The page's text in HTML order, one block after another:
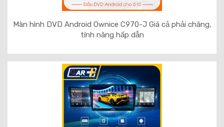
Màn hình DVD Android Ownice C970-J Giá cả phải chăng,
tính năng hấp dẫn